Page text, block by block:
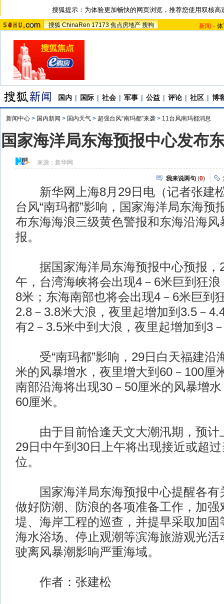
搜狐提示：为体验更加畅快的网页浏览，推荐您使用双核高
搜狐 ChinaRen 17173 焦点房地产 搜狗 新闻 -
国内 | 国际 | 社会 | 军事 | 公益 | 评论 | 社区 | 博
新闻中心 > 国内新闻 > 国内天气 > 超强台风“南玛都”来袭 > 11台风南玛都消息
国家海洋局东海预报中心发布
来源： 新华网
我来说两句 (0)
新华网上海8月29日电（记者张建
台风“南玛都”影响，国家海洋局东海预
布东海海浪三级黄色警报和东海沿海风
报。
据国家海洋局东海预报中心预报，
午，台湾海峡将会出现4－6米巨到狂
8米；东海南部也将会出现4－6米巨到
2.8－3.8米大浪，夜里起增加到3.5－
有2－3.5米中到大浪，夜里起增加到3
受“南玛都”影响，29日白天福建沿
米的风暴增水，夜里增大到60－100厘
南部沿海将出现30－50厘米的风暴增
60厘米。
由于目前恰逢天文大潮汛期，预计
29日中午到30日上午将出现接近或超
位。
国家海洋局东海预报中心提醒各有
做好防潮、防浪的各项准备工作，加强
堤、海岸工程的巡查，并提早采取加固
海水浴场、停止观潮等滨海旅游观光活
驶离风暴潮影响严重海域。
作者：张建松